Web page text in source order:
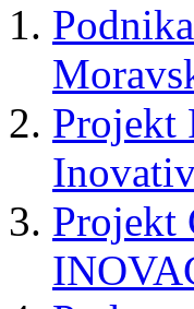
Projekt
Projekt